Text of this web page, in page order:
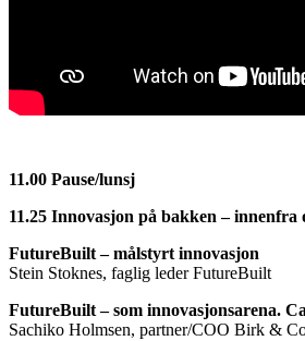
11.00 Pause/lunsj
11.25 Innovasjon på bakken – innenfra
FutureBuilt – målstyrt innovasjon
Stein Stoknes, faglig leder FutureBuilt
FutureBuilt – som innovasjonsarena.
Sachiko Holmsen, partner/COO Birk &